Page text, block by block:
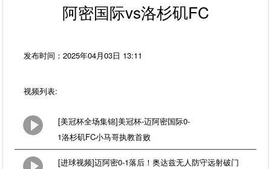
阿密国际vs洛杉矶FC
发布时间：2025年04月03日 13:11
视频列表:
[美冠杯全场集锦]美冠杯-迈阿密国际0-
1洛杉矶FC小马哥执教首败
[进球视频]迈阿密0-1落后！奥达兹无人防守远射破门